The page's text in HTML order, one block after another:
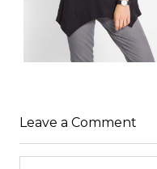
CEKINAMI CZARNY
Leave a Comment